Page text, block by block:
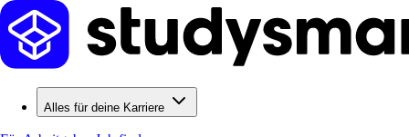
Alles für deine Karriere